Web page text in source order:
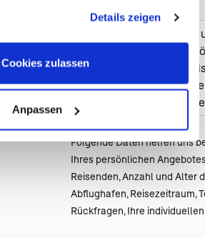
Webseite weiterhin nutzen.
Details zeigen
Cookies zulassen
Anpassen
Nachricht *
Folgende Daten helfen uns
Ihres persönlichen
Reisenden, Anzahl und Alter
Abflughafen, Reisezeitraum,
Rückfragen, Ihre